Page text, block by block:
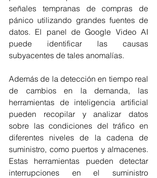
señales tempranas de compras de
pánico utilizando grandes fuentes de
datos. El panel de Google Video AI
puede identificar las causas
subyacentes de tales anomalías.
Además de la detección en tiempo real
de cambios en la demanda, las
herramientas de inteligencia artificial
pueden recopilar y analizar datos
sobre las condiciones del tráfico en
diferentes niveles de la cadena de
suministro, como puertos y almacenes.
Estas herramientas pueden detectar
interrupciones en el suministro